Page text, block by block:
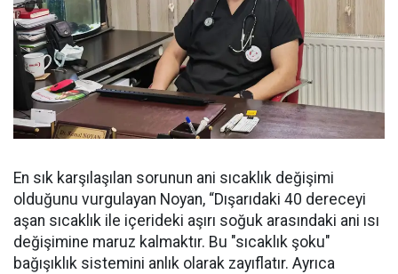
En sık karşılaşılan sorunun ani sıcaklık değişimi
olduğunu vurgulayan Noyan, “Dışarıdaki 40 dereceyi
aşan sıcaklık ile içerideki aşırı soğuk arasındaki ani ısı
değişimine maruz kalmaktır. Bu "sıcaklık şoku"
bağışıklık sistemini anlık olarak zayıflatır. Ayrıca